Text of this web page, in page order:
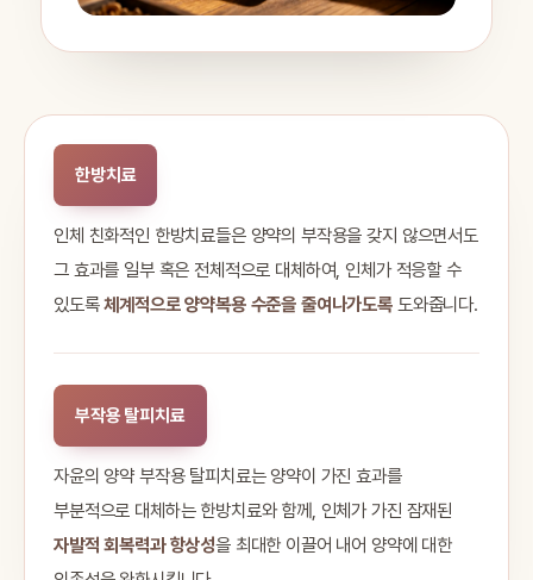
한방치료
인체 친화적인 한방치료들은 양약의 부작용을 갖지 않으면서도
그 효과를 일부 혹은 전체적으로 대체하여, 인체가 적응할 수
있도록체계적으로 양약복용 수준을 줄여나가도록 도와줍니다.
부작용 탈피치료
자윤의 양약 부작용 탈피치료는 양약이 가진 효과를
부분적으로 대체하는 한방치료와 함께, 인체가 가진 잠재된
자발적 회복력과 항상성을 최대한 이끌어 내어 양약에 대한